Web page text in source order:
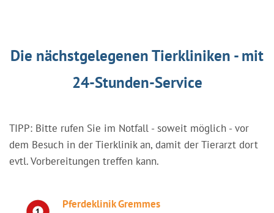
Die nächstgelegenen Tierkliniken - mit
24-Stunden-Service
TIPP: Bitte rufen Sie im Notfall - soweit möglich - vor
dem Besuch in der Tierklinik an, damit der Tierarzt dort
evtl. Vorbereitungen treffen kann.
Pferdeklinik Gremmes